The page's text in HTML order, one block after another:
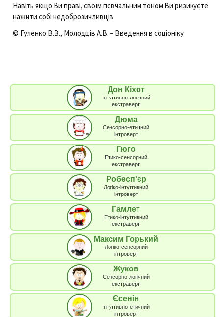
Навіть якщо Ви праві, своїм повчальним тоном Ви ризикуєте
нажити собі недоброзичливців
© Гуленко В.В., Молодців А.В. – Введення в соціоніку
Дон Кіхот
Інтуїтивно-логічний
екстраверт
Дюма
Сенсорно-етичний
інтроверт
Гюго
Етико-сенсорний
екстраверт
Робесп'єр
Логіко-інтуїтивний
інтроверт
Гамлет
Етико-інтуїтивний
екстраверт
Максим Горький
Логіко-сенсорний
інтроверт
Жуков
Сенсорно-логічний
екстраверт
Єсенін
Інтуїтивно-етичний
інтроверт